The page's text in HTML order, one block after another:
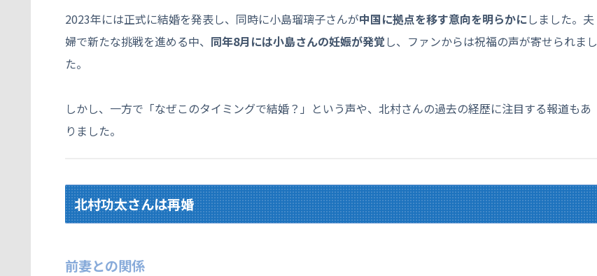
2023年には正式に結婚を発表し、同時に小島瑠璃子さんが中国に拠点を移す意向を明らかにしました。夫
婦で新たな挑戦を進める中、 同年8月には小島さんの妊娠が発覚し、ファンからは祝福の声が寄せられまし
た。
しかし、一方で「なぜこのタイミングで結婚？」という声や、北村さんの過去の経歴に注目する報道もあ
りました。
北村功太さんは再婚
前妻との関係